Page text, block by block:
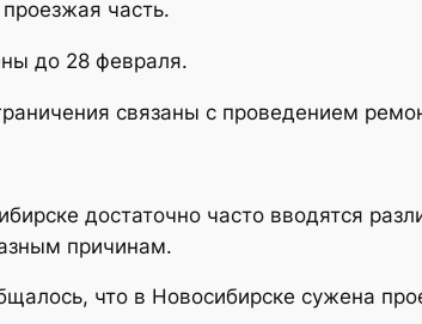
часть.
до 28 февраля.
связаны с проведением
достаточно часто вводятся
причинам.
что в Новосибирске сужена